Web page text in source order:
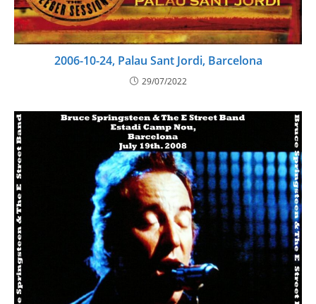
2006-10-24, Palau Sant Jordi, Barcelona
29/07/2022